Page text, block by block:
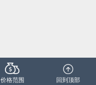
价格范围 回到顶部